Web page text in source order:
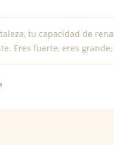
tu capacidad de
Eres fuerte, eres